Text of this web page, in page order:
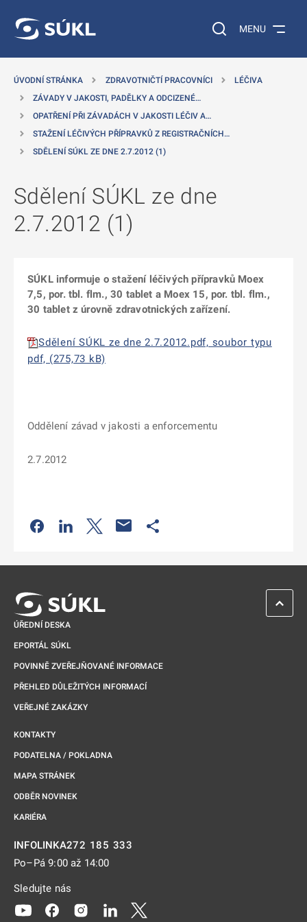
Vyhledávání na
MENU
ÚVODNÍ STRÁNKA ZDRAVOTNIČTÍ PRACOVNÍCI
LÉČIVA
ZÁVADY V JAKOSTI, PADĚLKY A ODCIZENÉ…
OPATŘENÍ PŘI ZÁVADÁCH V JAKOSTI LÉČIV A…
STAŽENÍ LÉČIVÝCH PŘÍPRAVKŮ Z REGISTRAČNÍCH…
SDĚLENÍ SÚKL ZE DNE 2.7.2012 (1)
Sdělení SÚKL ze dne
2.7.2012 (1)
SÚKL informuje o stažení léčivých přípravků Moex
7,5, por. tbl. flm., 30 tablet a Moex 15, por. tbl. flm.,
30 tablet z úrovně zdravotnických zařízení.
Sdělení SÚKL ze dne 2.7.2012.pdf, soubor typu
pdf, (275,73 kB)
Oddělení závad v jakosti a enforcementu
2.7.2012
Odkaz se otevře na nové kartě
Odkaz se otevře na nové kartě
Odkaz se otevře na nové kartě
ÚŘEDNÍ DESKA
EPORTÁL SÚKL
POVINNĚ ZVEŘEJŇOVANÉ INFORMACE
PŘEHLED DŮLEŽITÝCH INFORMACÍ
VEŘEJNÉ ZAKÁZKY
KONTAKTY
PODATELNA / POKLADNA
MAPA STRÁNEK
ODBĚR NOVINEK
KARIÉRA
INFOLINKA272 185 333
Po–Pá 9:00 až 14:00
Sledujte nás
Odkaz se otevře na nové kartě
Odkaz se otevře na nové kartě
Odkaz se otevře na nové kartě
Odkaz se otevře na nové kartě
ZPĚT